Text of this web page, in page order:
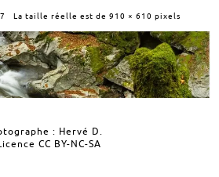
La taille réelle est de910 × 610 pixels
: Hervé D.
CC BY-NC-SA